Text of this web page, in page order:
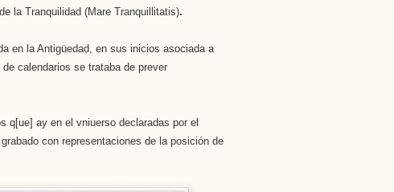
la Tranquilidad (Mare Tranquillitatis).
en la Antigüedad, en sus inicios asociada a
calendarios se trataba de prever
q[ue] ay en el vniuerso declaradas por el
con representaciones de la posición de